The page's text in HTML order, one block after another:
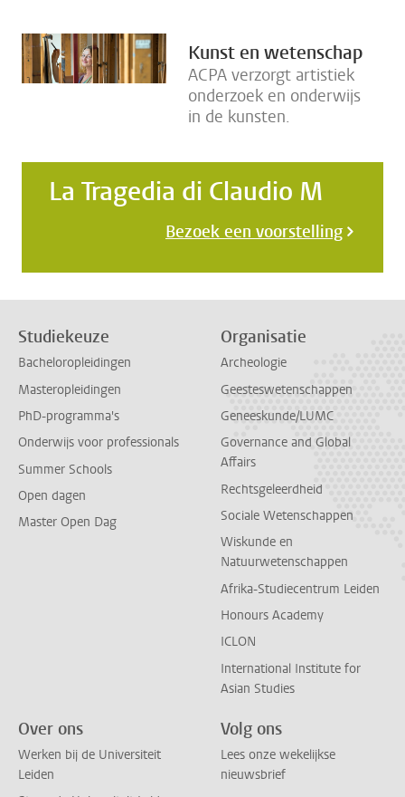
Kunst en wetenschap
ACPA verzorgt artistiek
onderzoek en onderwijs
in de kunsten.
La Tragedia di Claudio M
Bezoek een voorstelling
Studiekeuze
Bacheloropleidingen
Masteropleidingen
PhD-programma's
Onderwijs voor professionals
Summer Schools
Open dagen
Master Open Dag
Organisatie
Archeologie
Geesteswetenschappen
Geneeskunde/LUMC
Governance and Global
Affairs
Rechtsgeleerdheid
Sociale Wetenschappen
Wiskunde en
Natuurwetenschappen
Afrika-Studiecentrum Leiden
Honours Academy
ICLON
International Institute for
Asian Studies
Over ons
Werken bij de Universiteit
Leiden
Volg ons
Lees onze wekelijkse
nieuwsbrief